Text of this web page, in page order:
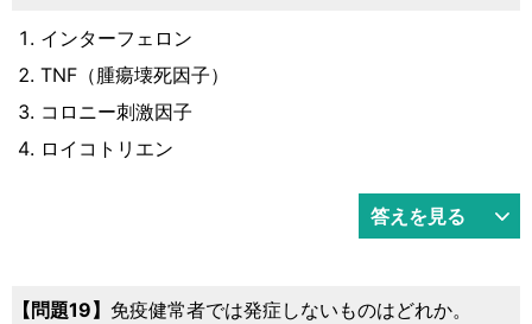
インターフェロン
TNF（腫瘍壊死因子）
コロニー刺激因子
ロイコトリエン
答えを見る
問題19 免疫健常者では発症しないものはどれか。